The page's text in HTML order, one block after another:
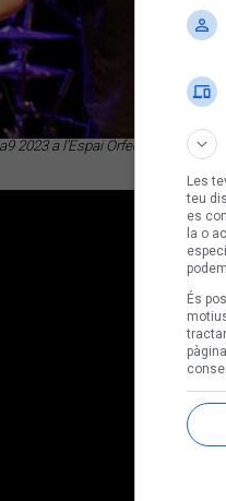
2023 a l'Espai Orfeó de Lleida
Les
teu
es
la o
És